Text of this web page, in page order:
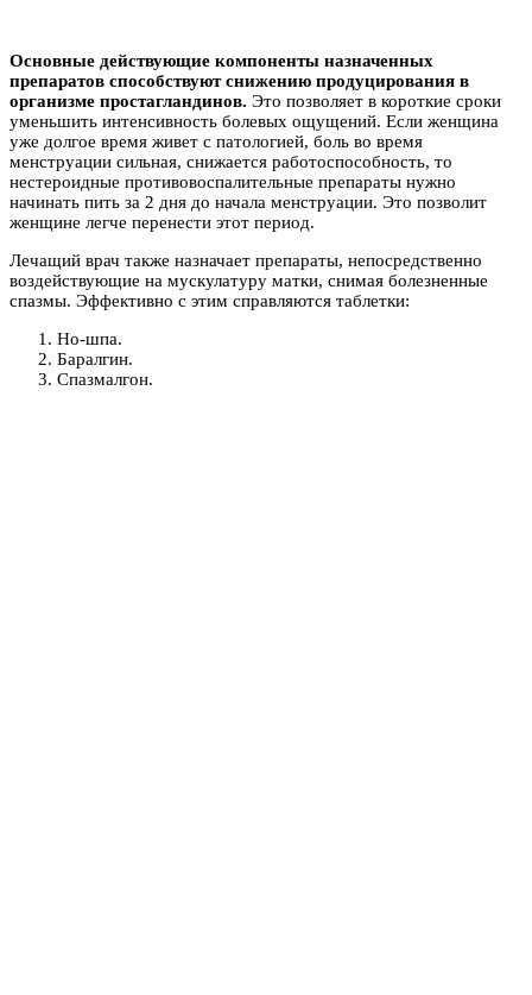
Основные действующие компоненты назначенных
препаратов способствуют снижению продуцирования в
организме простагландинов. Это позволяет в короткие сроки
уменьшить интенсивность болевых ощущений. Если женщина
уже долгое время живет с патологией, боль во время
менструации сильная, снижается работоспособность, то
нестероидные противовоспалительные препараты нужно
начинать пить за 2 дня до начала менструации. Это позволит
женщине легче перенести этот период.
Лечащий врач также назначает препараты, непосредственно
воздействующие на мускулатуру матки, снимая болезненные
спазмы. Эффективно с этим справляются таблетки:
Но-шпа.
Баралгин.
Спазмалгон.